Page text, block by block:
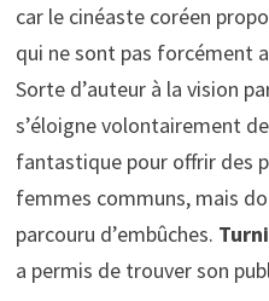
car le cinéaste coréen
qui ne sont pas forcément
Sorte d’auteur à la vision
s’éloigne volontairement
fantastique pour offrir des
femmes communs, mais
parcouru d’embûches.
a permis de trouver son